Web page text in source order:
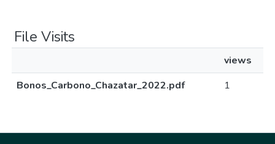
File Visits
views
Bonos_Carbono_Chazatar_2022.pdf
1